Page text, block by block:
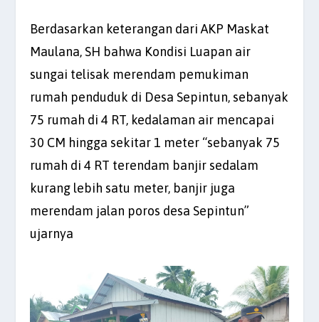
Berdasarkan keterangan dari AKP Maskat
Maulana, SH bahwa Kondisi Luapan air
sungai telisak merendam pemukiman
rumah penduduk di Desa Sepintun, sebanyak
75 rumah di 4 RT, kedalaman air mencapai
30 CM hingga sekitar 1 meter “sebanyak 75
rumah di 4 RT terendam banjir sedalam
kurang lebih satu meter, banjir juga
merendam jalan poros desa Sepintun”
ujarnya